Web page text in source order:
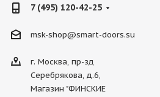
7 (495) 120-42-25
msk-shop@smart-doors.su
г. Москва, пр-зд
Серебрякова, д.6,
Магазин "ФИНСКИЕ